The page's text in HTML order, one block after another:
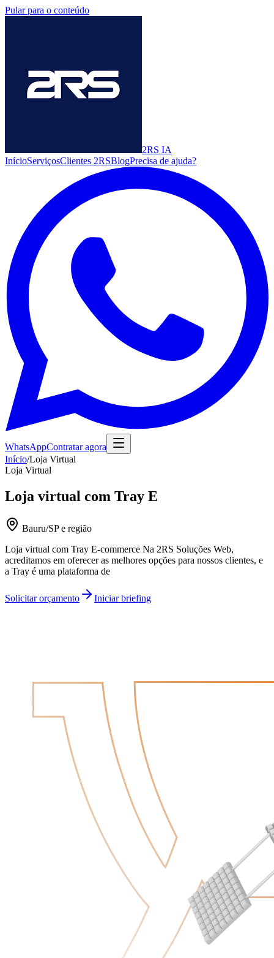
Pular para o conteúdo
2RS IA
InícioServiçosClientes 2RSBlogPrecisa de ajuda?
WhatsAppContratar agora
Início/Loja Virtual
Loja Virtual
Loja virtual com Tray E
Bauru/SP e região
Loja virtual com Tray E-commerce Na 2RS Soluções Web,
acreditamos em oferecer as melhores opções para nossos clientes, e
a Tray é uma plataforma de
Solicitar orçamento Iniciar briefing